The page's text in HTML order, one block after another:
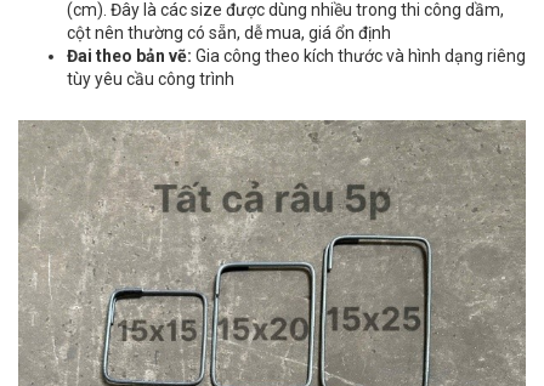
(cm). Đây là các size được dùng nhiều trong thi công dầm,
cột nên thường có sẵn, dễ mua, giá ổn định
Đai theo bản vẽ: Gia công theo kích thước và hình dạng riêng
tùy yêu cầu công trình